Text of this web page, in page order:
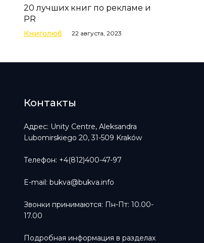
20 лучших книг по рекламе и
PR
Книголюб 22 августа, 2023
Контакты
Адрес: Unity Centre, Aleksandra
Lubomirskiego 20, 31-509 Kraków
Телефон: +4(812)400-47-97
E-mail: bukva@bukva.info
Звонки принимаются: Пн-Пт: 10.00-
17.00
Подробная информация в разделах